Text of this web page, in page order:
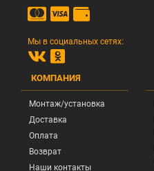
Мы в социальных сетях:
КОМПАНИЯ
Монтаж/установка
Доставка
Оплата
Возврат
Наши контакты